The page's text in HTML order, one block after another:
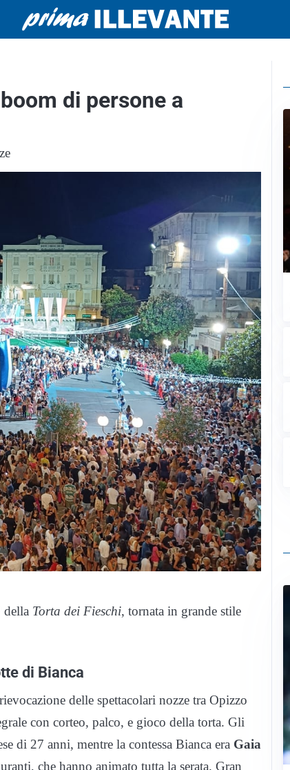
di persone a
della Torta dei Fieschi, tornata in grande stile
di Bianca
delle spettacolari nozze tra Opizzo
con corteo, palco, e gioco della torta. Gli
di 27 anni, mentre la contessa Bianca era Gaia
che hanno animato tutta la serata. Gran